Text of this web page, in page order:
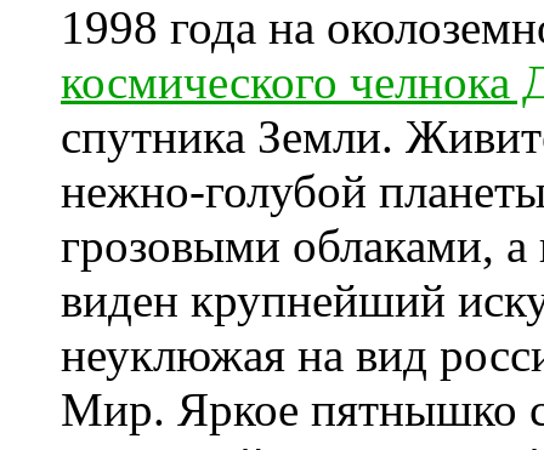
1998 года на
космического челнока
спутника Земли.
нежно-голубой
грозовыми облаками, а
виден крупнейший
неуклюжая на вид
Мир. Яркое пятнышко